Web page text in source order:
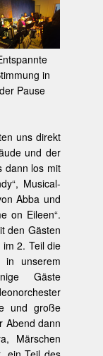
in
der Pause
uns direkt
und der
dann los mit
Musical-
Abba und
on Eileen“.
den Gästen
2. Teil die
in unserem
Gäste
und große
Abend dann
Märschen